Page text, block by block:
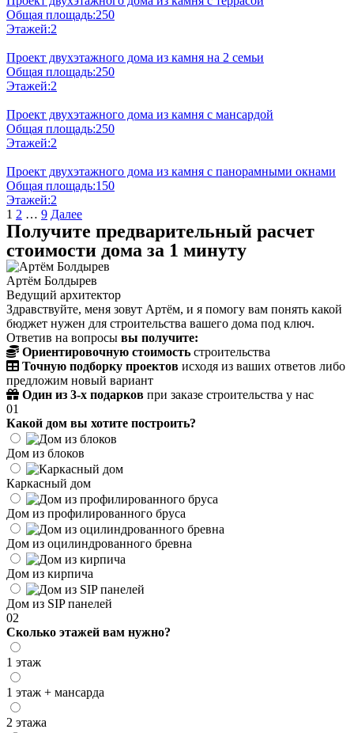
Общая площадь:250
Этажей:2
Проект двухэтажного дома из камня на 2 семьи
Общая площадь:250
Этажей:2
Проект двухэтажного дома из камня с мансардой
Общая площадь:250
Этажей:2
Проект двухэтажного дома из камня с панорамными окнами
Общая площадь:150
Этажей:2
Пагинация
записей
1 2 … 9 Далее
Получите предварительный расчет
стоимости дома за 1 минуту
Артём Болдырев
Ведущий архитектор
Здравствуйте, меня зовут Артём, и я помогу вам понять какой
бюджет нужен для строительства вашего дома под ключ.
Ответив на вопросы вы получите:
Ориентировочную стоимость строительства
Точную подборку проектов исходя из ваших ответов либо
предложим новый вариант
Один из 3-х подарков при заказе строительства у нас
01
Какой дом вы хотите построить?
Дом из блоков
Каркасный дом
Дом из профилированного бруса
Дом из оцилиндрованного бревна
Дом из кирпича
Дом из SIP панелей
02
Сколько этажей вам нужно?
1 этаж
1 этаж + мансарда
2 этажа